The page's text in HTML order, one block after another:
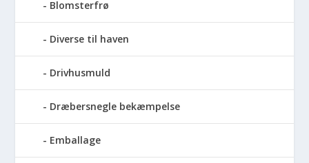
Blomsterfrø
Diverse til haven
Drivhusmuld
Dræbersnegle bekæmpelse
Emballage